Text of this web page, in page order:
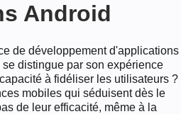
Android
de développement d'applications
distingue par son expérience
à fidéliser les utilisateurs ?
mobiles qui séduisent dès le
de leur efficacité, même à la